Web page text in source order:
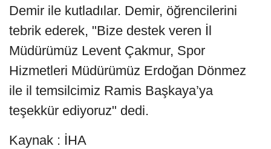
Demir ile kutladılar. Demir, öğrencilerini
tebrik ederek, "Bize destek veren İl
Müdürümüz Levent Çakmur, Spor
Hizmetleri Müdürümüz Erdoğan Dönmez
ile il temsilcimiz Ramis Başkaya’ya
teşekkür ediyoruz" dedi.
Kaynak : İHA